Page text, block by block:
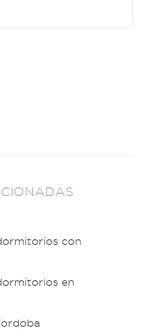
con
en